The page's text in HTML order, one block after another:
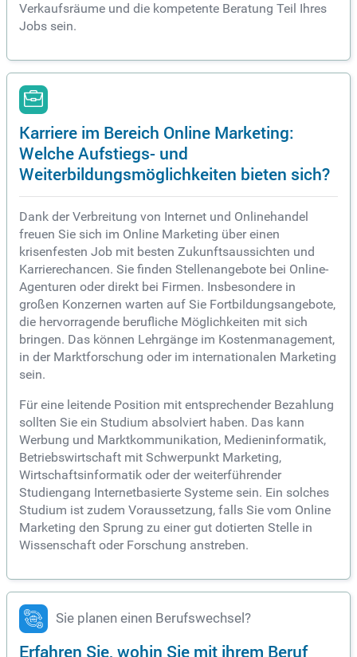
Verkaufsräume und die kompetente Beratung Teil Ihres
Jobs sein.
Karriere im Bereich Online Marketing:
Welche Aufstiegs- und
Weiterbildungsmöglichkeiten bieten sich?
Dank der Verbreitung von Internet und Onlinehandel
freuen Sie sich im Online Marketing über einen
krisenfesten Job mit besten Zukunftsaussichten und
Karrierechancen. Sie finden Stellenangebote bei Online-
Agenturen oder direkt bei Firmen. Insbesondere in
großen Konzernen warten auf Sie Fortbildungsangebote,
die hervorragende berufliche Möglichkeiten mit sich
bringen. Das können Lehrgänge im Kostenmanagement,
in der Marktforschung oder im internationalen Marketing
sein.
Für eine leitende Position mit entsprechender Bezahlung
sollten Sie ein Studium absolviert haben. Das kann
Werbung und Marktkommunikation, Medieninformatik,
Betriebswirtschaft mit Schwerpunkt Marketing,
Wirtschaftsinformatik oder der weiterführender
Studiengang Internetbasierte Systeme sein. Ein solches
Studium ist zudem Voraussetzung, falls Sie vom Online
Marketing den Sprung zu einer gut dotierten Stelle in
Wissenschaft oder Forschung anstreben.
Sie planen einen Berufswechsel?
Erfahren Sie, wohin Sie mit ihrem Beruf